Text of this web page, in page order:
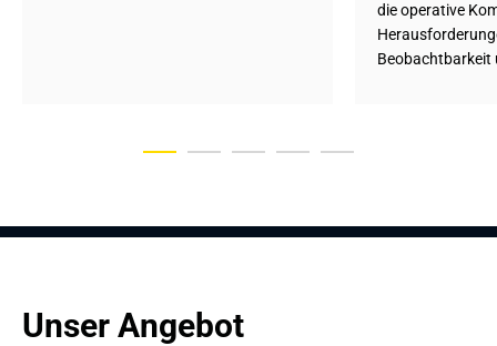
die operative
Beobachtbarkeit
Unser Angebot